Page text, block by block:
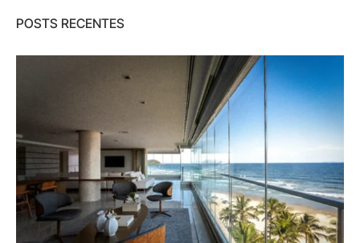
POSTS RECENTES